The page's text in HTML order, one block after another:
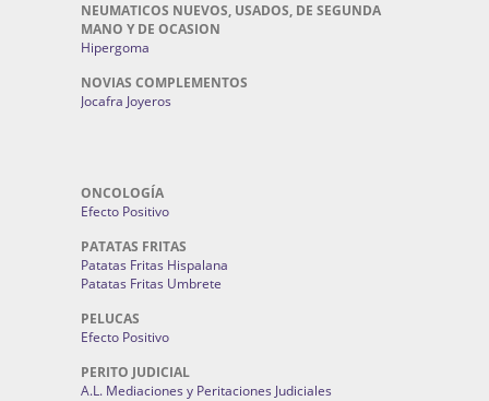
NEUMATICOS NUEVOS, USADOS, DE SEGUNDA
MANO Y DE OCASION
Hipergoma
NOVIAS COMPLEMENTOS
Jocafra Joyeros
ONCOLOGÍA
Efecto Positivo
PATATAS FRITAS
Patatas Fritas Hispalana
Patatas Fritas Umbrete
PELUCAS
Efecto Positivo
PERITO JUDICIAL
A.L. Mediaciones y Peritaciones Judiciales